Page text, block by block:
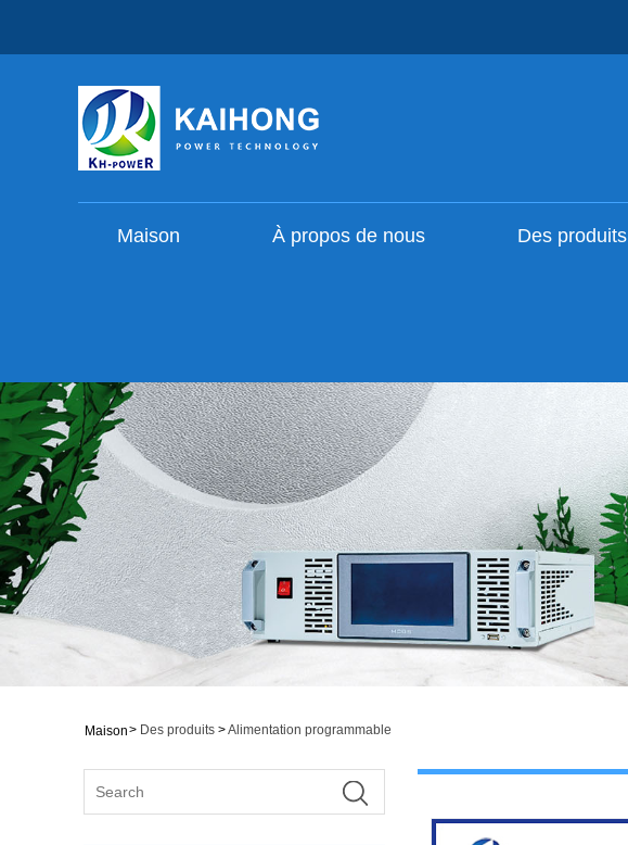
Maison À propos de nous Des produits
Maison> Des produits >Alimentation programmable